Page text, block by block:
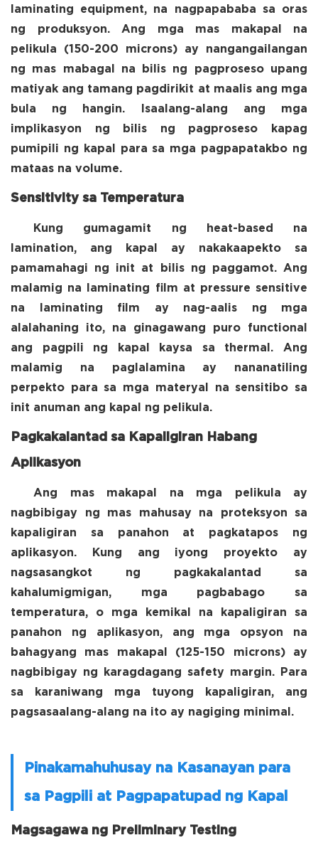
laminating equipment, na nagpapababa sa oras
ng produksyon. Ang mga mas makapal na
pelikula (150-200 microns) ay nangangailangan
ng mas mabagal na bilis ng pagproseso upang
matiyak ang tamang pagdirikit at maalis ang mga
bula ng hangin. Isaalang-alang ang mga
implikasyon ng bilis ng pagproseso kapag
pumipili ng kapal para sa mga pagpapatakbo ng
mataas na volume.
Sensitivity sa Temperatura
Kung gumagamit ng heat-based na
lamination, ang kapal ay nakakaapekto sa
pamamahagi ng init at bilis ng paggamot. Ang
malamig na laminating film at pressure sensitive
na laminating film ay nag-aalis ng mga
alalahaning ito, na ginagawang puro functional
ang pagpili ng kapal kaysa sa thermal. Ang
malamig na paglalamina ay nananatiling
perpekto para sa mga materyal na sensitibo sa
init anuman ang kapal ng pelikula.
Pagkakalantad sa Kapaligiran Habang
Aplikasyon
Ang mas makapal na mga pelikula ay
nagbibigay ng mas mahusay na proteksyon sa
kapaligiran sa panahon at pagkatapos ng
aplikasyon. Kung ang iyong proyekto ay
nagsasangkot ng pagkakalantad sa
kahalumigmigan, mga pagbabago sa
temperatura, o mga kemikal na kapaligiran sa
panahon ng aplikasyon, ang mga opsyon na
bahagyang mas makapal (125-150 microns) ay
nagbibigay ng karagdagang safety margin. Para
sa karaniwang mga tuyong kapaligiran, ang
pagsasaalang-alang na ito ay nagiging minimal.
Pinakamahuhusay na Kasanayan para
sa Pagpili at Pagpapatupad ng Kapal
Magsagawa ng Preliminary Testing